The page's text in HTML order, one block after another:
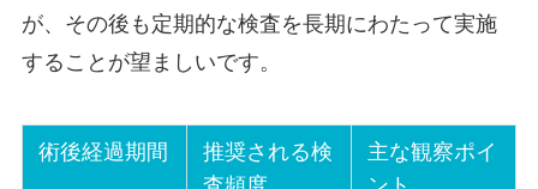
が、その後も定期的な検査を長期にわたって実施
することが望ましいです。
術後経過期間
推奨される検
主な観察ポイ